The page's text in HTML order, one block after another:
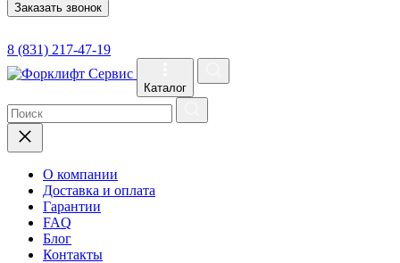
Заказать звонок
8 (831) 217-47-19
Каталог
О компании
Доставка и оплата
Гарантии
FAQ
Блог
Контакты